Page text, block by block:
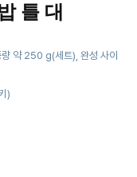
틀 대
약 250 g(세트), 완성 사이
)